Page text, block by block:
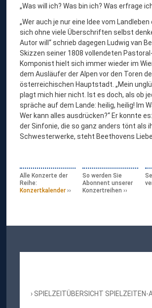
„Was will ich? Was bin ich? Was erfrage
„Wer auch je nur eine Idee vom
sich ohne viele Überschriften selbst
Autor will“ schrieb dagegen Ludwig van
Skizzen seiner 1808 vollendeten
Komponist hielt sich immer wieder im
dem Ausläufer der Alpen vor den Toren
österreichischen Hauptstadt. „Mein
plagt mich hier nicht. Ist es doch, als ob
spräche auf dem Lande: heilig, heilig! Im
Wer kann alles ausdrücken?“ Er konnte
der Sinfonie, die so ganz anders tönt als
Schwesterwerke, steht Beethovens
Alle Konzerte der
Reihe:
Konzertkalender
So werden Sie
Abonnent unserer
Konzertreihen
SPIELZEITÜBERSICHT SPIELZEITEN-